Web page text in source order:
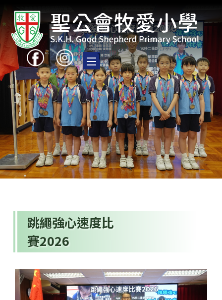
Toggle main menu visibility
跳繩強心速度比
賽2026